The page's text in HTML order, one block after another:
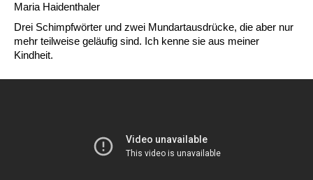
Maria Haidenthaler
Drei Schimpfwörter und zwei Mundartausdrücke, die aber nur
mehr teilweise geläufig sind. Ich kenne sie aus meiner
Kindheit.